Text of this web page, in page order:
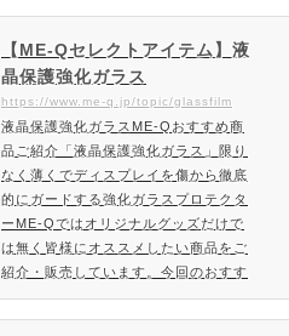
【ME-Qセレクトアイテム】液
晶保護強化ガラス
https://www.me-q.jp/topic/glassfilm
液晶保護強化ガラスME-Qおすすめ商
品ご紹介「液晶保護強化ガラス」限り
なく薄くでディスプレイを傷から徹底
的にガードする強化ガラスプロテクタ
ーME-Qではオリジナルグッズだけで
は無く皆様にオススメしたい商品をご
紹介・販売しています。今回のおすす
め商品は表面強度が最高レベルの液晶
保護強化ガラス！液晶保護強化ガラス